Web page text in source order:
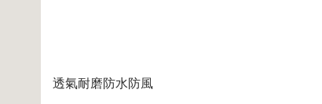
透氣耐磨防水防風